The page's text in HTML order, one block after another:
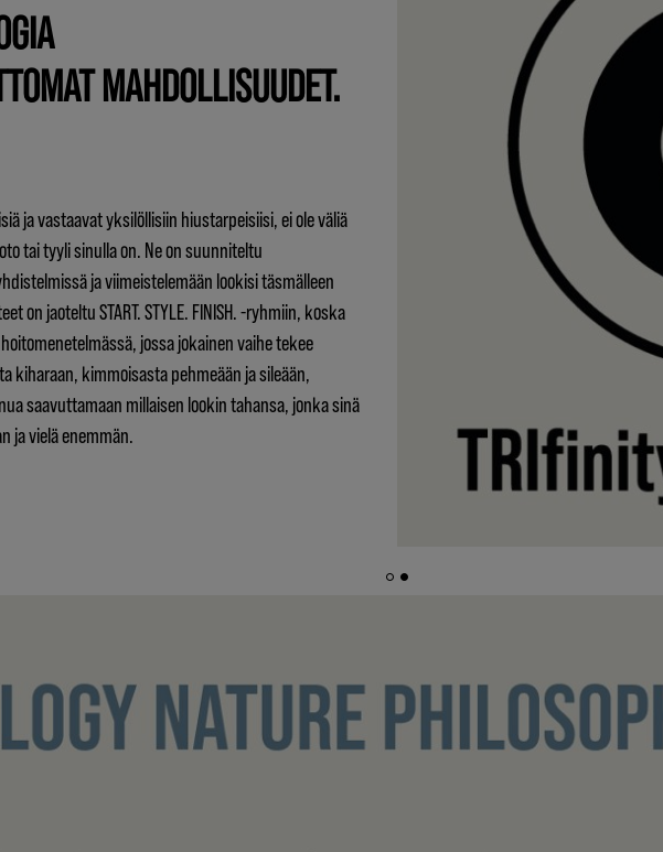
MAHDOLLISUUDET.
ja vastaavat yksilöllisiin hiustarpeisiisi, ei ole väliä
tai tyyli sinulla on. Ne on suunniteltu
ja viimeistelemään lookisi täsmälleen
on jaoteltu START. STYLE. FINISH. -ryhmiin, koska
jossa jokainen vaihe tekee
kiharaan, kimmoisasta pehmeään ja sileään,
saavuttamaan millaisen lookin tahansa, jonka sinä
ja vielä enemmän.